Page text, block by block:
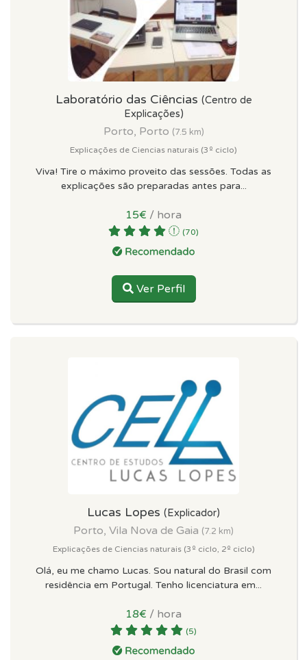
Laboratório das Ciências (Centro de
Explicações)
Porto, Porto (7.5 km)
Explicações de Ciencias naturais (3º ciclo)
Viva! Tire o máximo proveito das sessões. Todas as
explicações são preparadas antes para...
15€ / hora
(70)
Ver Perfil
Lucas Lopes (Explicador)
Porto, Vila Nova de Gaia (7.2 km)
Explicações de Ciencias naturais (3º ciclo, 2º ciclo)
Olá, eu me chamo Lucas. Sou natural do Brasil com
residência em Portugal. Tenho licenciatura em...
18€ / hora
(5)